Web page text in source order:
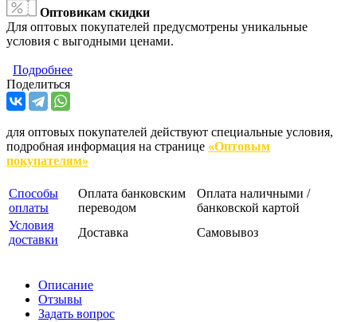
Оптовикам скидки
Для оптовых покупателей предусмотрены уникальные
условия с выгодными ценами.
Подробнее
Поделиться
для оптовых покупателей действуют специальные условия,
подробная информация на странице «Оптовым
покупателям»
Способы
оплаты
Оплата банковским
переводом
Оплата наличными /
банковской картой
Условия
доставки
Доставка Самовывоз
Описание
Отзывы
Задать вопрос